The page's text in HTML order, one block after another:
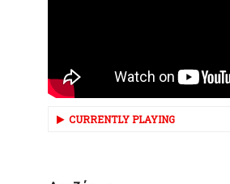
CURRENTLY PLAYING